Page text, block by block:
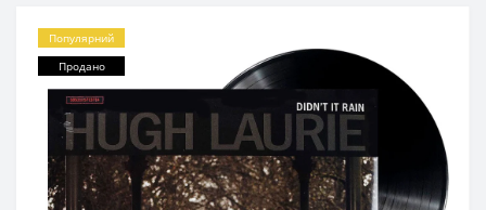
Популярний
Продано